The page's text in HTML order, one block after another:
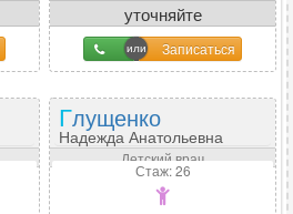
уточняйте
Записаться
Глущенко
Надежда Анатольевна
Детский врач
Стаж: 26